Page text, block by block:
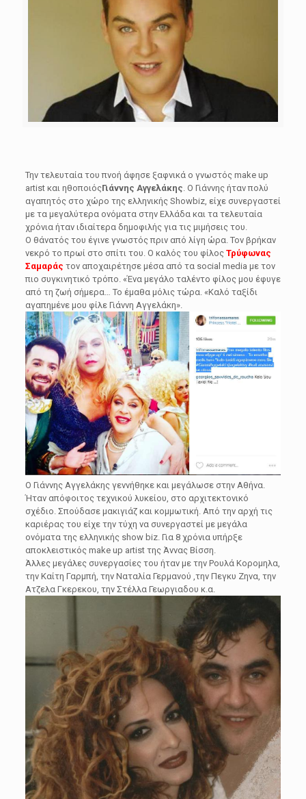
Την τελευταία του πνοή άφησε ξαφνικά ο γνωστός make up
artist και ηθοποιόςΓιάννης Αγγελάκης. Ο Γιάννης ήταν πολύ
αγαπητός στο χώρο της ελληνικής Showbiz, είχε συνεργαστεί
με τα μεγαλύτερα ονόματα στην Ελλάδα και τα τελευταία
χρόνια ήταν ιδιαίτερα δημοφιλής για τις μιμήσεις του.
Ο θάνατός του έγινε γνωστός πριν από λίγη ώρα. Τον βρήκαν
νεκρό το πρωί στο σπίτι του. Ο καλός του φίλος Τρύφωνας
Σαμαράς τον αποχαιρέτησε μέσα από τα social media με τον
πιο συγκινητικό τρόπο. «Ένα μεγάλο ταλέντο φίλος μου έφυγε
από τη ζωή σήμερα… Το έμαθα μόλις τώρα. «Καλό ταξίδι
αγαπημένε μου φίλε Γιάννη Αγγελάκη».
Ο Γιάννης Αγγελάκης γεννήθηκε και μεγάλωσε στην Αθήνα.
Ήταν απόφοιτος τεχνικού λυκείου, στο αρχιτεκτονικό
σχέδιο. Σπούδασε μακιγιάζ και κομμωτική. Από την αρχή τις
καριέρας του είχε την τύχη να συνεργαστεί με μεγάλα
ονόματα της ελληνικής show biz. Για 8 χρόνια υπήρξε
αποκλειστικός make up artist της Άννας Βίσση.
Άλλες μεγάλες συνεργασίες του ήταν με την Ρουλά Κορομηλα,
την Καίτη Γαρμπή, την Ναταλία Γερμανού ,την Πεγκυ Ζηνα, την
Ατζελα Γκερεκου, την Στέλλα Γεωργιαδου κ.α.